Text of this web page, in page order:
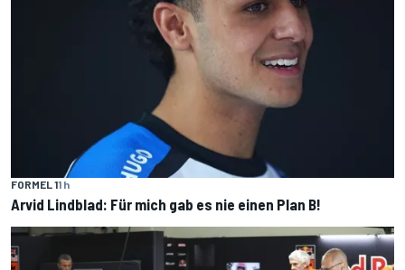
FORMEL 11 h
Arvid Lindblad: Für mich gab es nie einen Plan B!